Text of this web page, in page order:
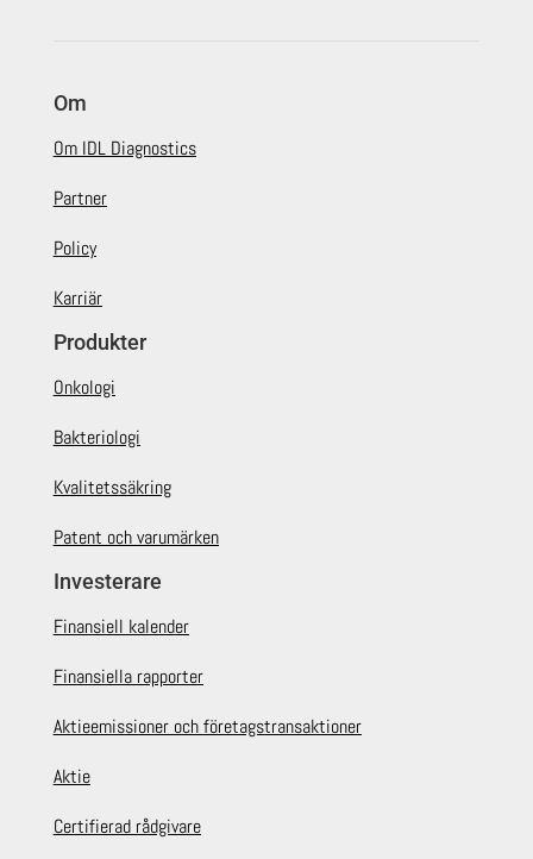
Om
Om IDL Diagnostics
Partner
Policy
Karriär
Produkter
Onkologi
Bakteriologi
Kvalitetssäkring
Patent och varumärken
Investerare
Finansiell kalender
Finansiella rapporter
Aktieemissioner och företagstransaktioner
Aktie
Certifierad rådgivare